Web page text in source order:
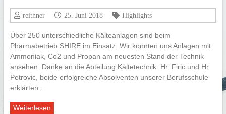
reithner 25. Juni 2018 Highlights
Über 250 unterschiedliche Kälteanlagen sind beim
Pharmabetrieb SHIRE im Einsatz. Wir konnten uns Anlagen mit
Ammoniak, Co2 und Propan am neuesten Stand der Technik
ansehen. Danke an die Abteilung Kältetechnik. Hr. Firic und Hr.
Petrovic, beide erfolgreiche Absolventen unserer Berufsschule
erklärten…
Weiterlesen